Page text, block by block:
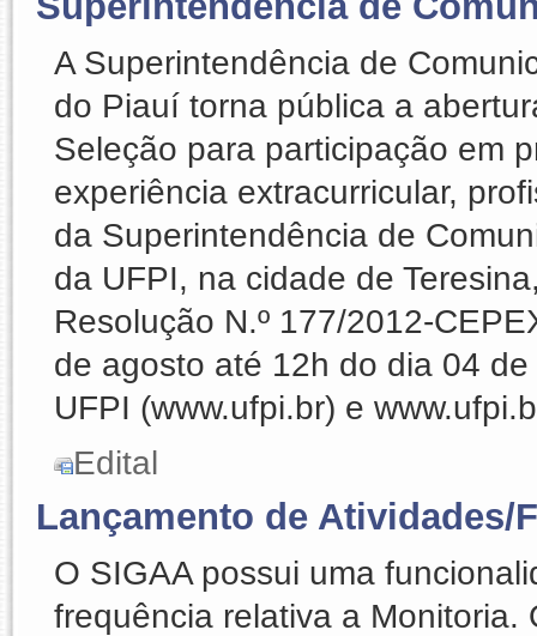
A Superintendência de
do Piauí torna pública a
Seleção para participação em
experiência extracurricular,
da Superintendência de
da UFPI, na cidade de
Resolução N.º 177/2012-
de agosto até 12h do dia 04
UFPI (www.ufpi.br) e
Edital
Lançamento de Atividades/
O SIGAA possui uma
frequência relativa a